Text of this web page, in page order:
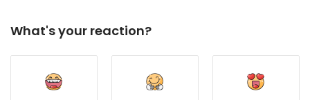
What's your reaction?